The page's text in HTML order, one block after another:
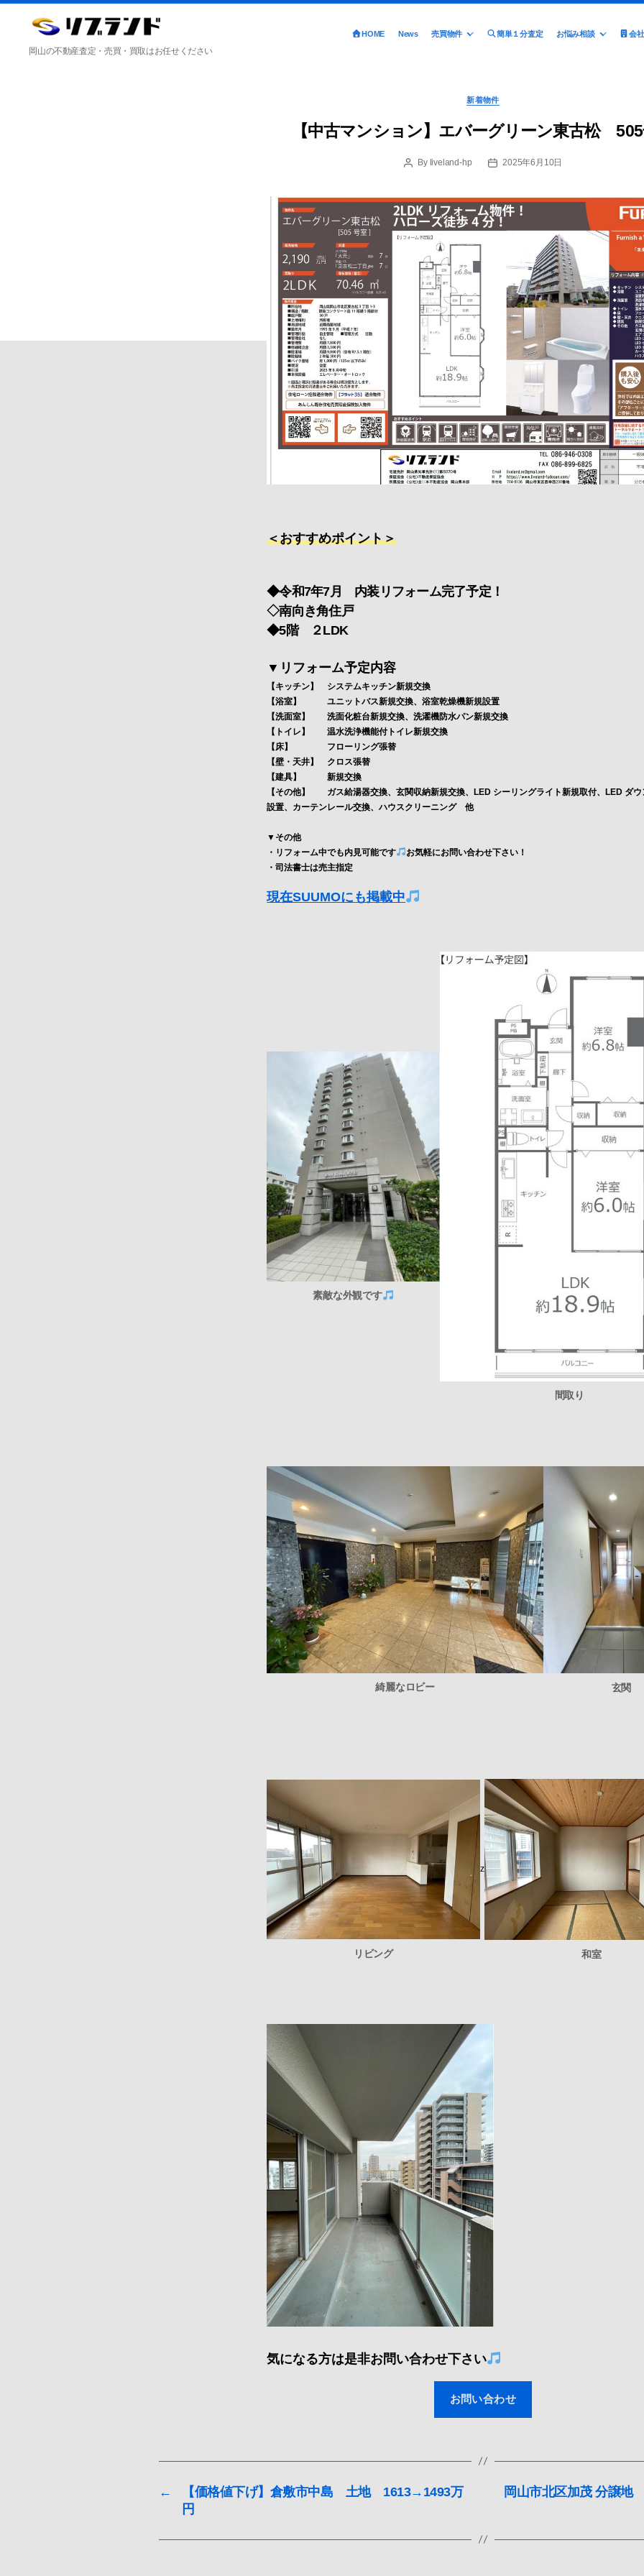
合
同
岡山の不動産査定・売買・買取はお任せください
HOME News 売買物件 簡単１分査定 お悩み相談 会
Categories
新着物件
【中古マンション】エバーグリーン東古松
PostBy liveland-hp
Post2025年6月10日
＜おすすめポイント＞
◆令和7年7月 内装リフォーム完了予定！
◇南向き角住戸
◆5階 ２LDK
▼リフォーム予定内容
【キッチン】 システムキッチン新規交換
【浴室】 ユニットバス新規交換、浴室乾燥機新規設置
【洗面室】 洗面化粧台新規交換、洗濯機防水パン新規交換
【トイレ】 温水洗浄機能付トイレ新規交換
【床】 フローリング張替
【壁・天井】 クロス張替
【建具】 新規交換
【その他】 ガス給湯器交換、玄関収納新規交換、LED シーリングライト新規取付、LED ダウ
設置、カーテンレール交換、ハウスクリーニング 他
▼その他
・リフォーム中でも内見可能です
お気軽にお問い合わせ下さい！
・司法書士は売主指定
現在SUUMOにも掲載中
素敵な外観です
間取り
綺麗なロビー 玄関
リビング
z
和室
気になる方は是非お問い合わせ下さい
お問い合わせ
←
【価格値下げ】倉敷市中島 土地 1613→1493万
円
岡山市北区加茂 分譲地